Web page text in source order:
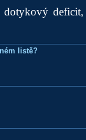
dotykový
listě?